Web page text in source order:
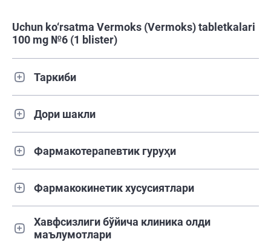
Uchun ko‘rsatma Vermoks (Vermoks) tabletkalari
100 mg №6 (1 blister)
Таркиби
Дори шакли
Фармакотерапевтик гуруҳи
Фармакокинетик хусусиятлари
Хавфсизлиги бўйича клиника олди
маълумотлари